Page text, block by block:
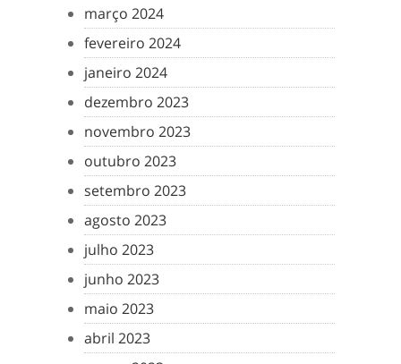
março 2024
fevereiro 2024
janeiro 2024
dezembro 2023
novembro 2023
outubro 2023
setembro 2023
agosto 2023
julho 2023
junho 2023
maio 2023
abril 2023